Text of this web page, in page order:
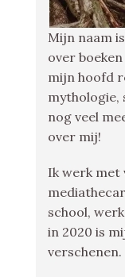
Mijn naam
over
mijn hoofd
mythologie,
nog veel
over mij!
Ik werk met
school,
in 2020 is
verschenen.